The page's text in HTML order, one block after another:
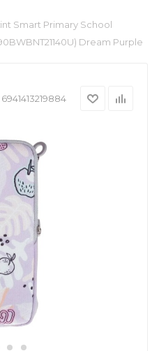
Smart Primary School
Dream Purple
6941413219884